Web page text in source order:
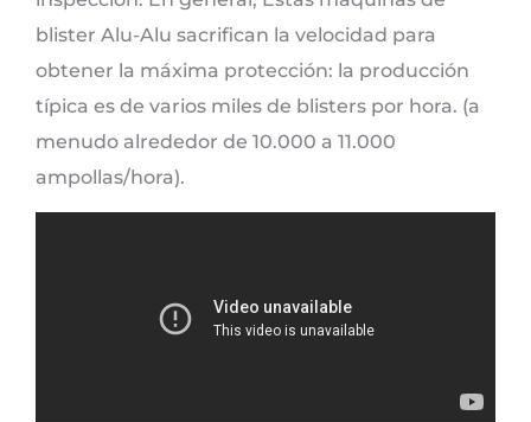
blister Alu-Alu sacrifican la velocidad para
obtener la máxima protección: la producción
típica es de varios miles de blisters por hora. (a
menudo alrededor de 10.000 a 11.000
ampollas/hora).